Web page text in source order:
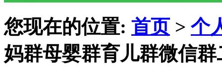
您现在的位置: 首页 > 个
妈群母婴群育儿群微信